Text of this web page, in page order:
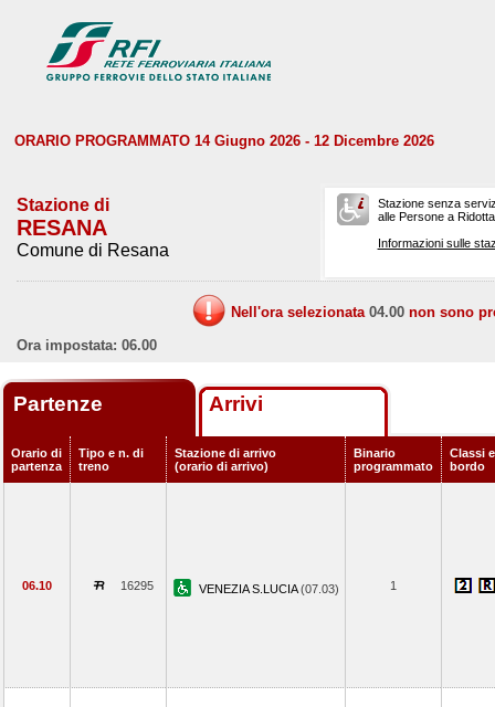
ORARIO PROGRAMMATO 14 Giugno 2026 - 12 Dicembre 2026
Stazione di
RESANA
Comune di Resana
Stazione senza
alle Persone a
Informazioni sulle
Nell'ora selezionata 04.00 non sono
Ora impostata: 06.00
Partenze Arrivi
Orario di
partenza
Tipo e n. di
treno
Stazione di arrivo
(orario di arrivo)
Binario
programmato
Classi
bordo
06.10 16295 VENEZIA S.LUCIA(07.03) 1